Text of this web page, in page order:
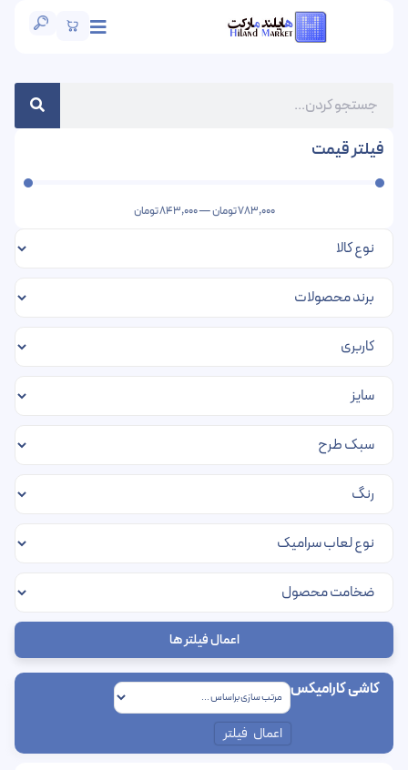
فیلتر قیمت
783,000تومان—
843,000تومان
اعمال فیلتر ها
کاشی کارامیکس
اعمال فیلتر